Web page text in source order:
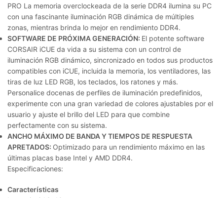
PRO La memoria overclockeada de la serie DDR4 ilumina su PC
con una fascinante iluminación RGB dinámica de múltiples
zonas, mientras brinda lo mejor en rendimiento DDR4.
SOFTWARE DE PRÓXIMA GENERACIÓN: El potente software
CORSAIR iCUE da vida a su sistema con un control de
iluminación RGB dinámico, sincronizado en todos sus productos
compatibles con iCUE, incluida la memoria, los ventiladores, las
tiras de luz LED RGB, los teclados, los ratones y más.
Personalice docenas de perfiles de iluminación predefinidos,
experimente con una gran variedad de colores ajustables por el
usuario y ajuste el brillo del LED para que combine
perfectamente con su sistema.
ANCHO MÁXIMO DE BANDA Y TIEMPOS DE RESPUESTA
APRETADOS: Optimizado para un rendimiento máximo en las
últimas placas base Intel y AMD DDR4.
Especificaciones:
Características